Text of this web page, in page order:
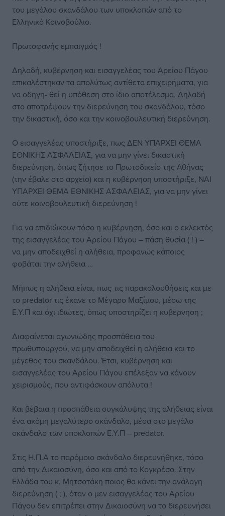
του μεγάλου σκανδάλου των υποκλοπών από το
Ελληνικό Κοινοβούλιο.
Πρωτοφανής εμπαιγμός !
Δηλαδή, κυβέρνηση και εισαγγελέας του Αρείου Πάγου
επικαλέστηκαν τα απολύτως αντίθετα επιχειρήματα, για
να οδηγη- θεί η υπόθεση στο ίδιο αποτέλεσμα. Δηλαδή
στο αποτρέψουν την διερεύνηση του σκανδάλου, τόσο
την δικαστική, όσο και την κοινοβουλευτική διερεύνηση.
Ο εισαγγελέας υποστήριξε, πως ΔΕΝ ΥΠΑΡΧΕΙ ΘΕΜΑ
ΕΘΝΙΚΗΣ ΑΣΦΑΛΕΙΑΣ, για να μην γίνει δικαστική
διερεύνηση, όπως ζήτησε το Πρωτοδικείο της Αθήνας
(την έβαλε στο αρχείο) και η κυβέρνηση υποστήριξε, ΝΑΙ
ΥΠΑΡΧΕΙ ΘΕΜΑ ΕΘΝΙΚΗΣ ΑΣΦΑΛΕΙΑΣ, για να μην γίνει
ούτε κοινοβουλευτική διερεύνηση !
Για να επιδιώκουν τόσο η κυβέρνηση, όσο και ο εκλεκτός
της εισαγγελέας του Αρείου Πάγου – πάση θυσία ( ! ) –
να μην αποδειχθεί η αλήθεια, προφανώς κάποιος
φοβάται την αλήθεια …
Μήπως η αλήθεια είναι, πως τις παρακολουθήσεις και με
το predator τις έκανε το Μέγαρο Μαξίμου, μέσω της
Ε.Υ.Π και όχι ιδιώτες, όπως υποστηρίζει η κυβέρνηση ;
Διαφαίνεται αγωνιώδης προσπάθεια του
πρωθυπουργού, να μην αποδειχθεί η αλήθεια και το
μέγεθος του σκανδάλου. Έτσι, κυβέρνηση και
εισαγγελέας του Αρείου Πάγου επέλεξαν να κάνουν
χειρισμούς, που αντιφάσκουν απόλυτα !
Και βέβαια η προσπάθεια συγκάλυψης της αλήθειας είναι
ένα ακόμη μεγαλύτερο σκάνδαλο, μέσα στο μεγάλο
σκάνδαλο των υποκλοπών Ε.Υ.Π – predator.
Στις Η.Π.Α το παρόμοιο σκάνδαλο διερευνήθηκε, τόσο
από την Δικαιοσύνη, όσο και από το Κογκρέσο. Στην
Ελλάδα του κ. Μητσοτάκη ποιος θα κάνει την ανάλογη
διερεύνηση ( ; ), όταν ο μεν εισαγγελέας του Αρείου
Πάγου δεν επιτρέπει στην Δικαιοσύνη να το διερευνήσει